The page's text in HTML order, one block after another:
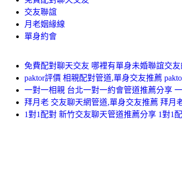
交友聯誼
月老姻緣線
單身約會
免費配對聊天交友 哪裡有單身未婚聯誼交
paktor評價 相親配對管道,單身交友推薦
一對一相親 台北一對一約會管道推薦分享
拜月老 交友聊天網管道,單身交友推薦 拜月
1對1配對 新竹交友聊天管道推薦分享 1對1